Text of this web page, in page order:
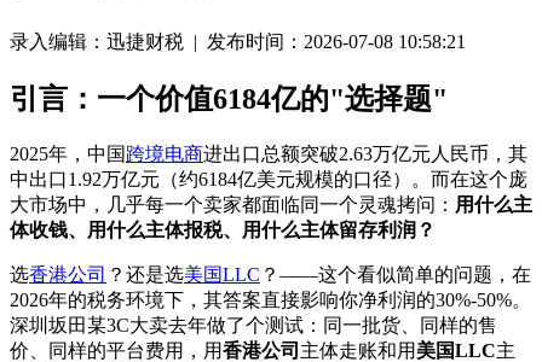
录入编辑：迅捷财税 | 发布时间：2026-07-08 10:58:21
引言：一个价值6184亿的"选择题"
2025年，中国跨境电商进出口总额突破2.63万亿元人民币，其
中出口1.92万亿元（约6184亿美元规模的口径）。而在这个庞
大市场中，几乎每一个卖家都面临同一个灵魂拷问： 用什么主
体收钱、用什么主体报税、用什么主体留存利润？
选香港公司 ？还是选美国LLC ？——这个看似简单的问题，在
2026年的税务环境下，其答案直接影响你净利润的30%-50%。
深圳坂田某3C大卖去年做了个测试：同一批货、同样的售
价、同样的平台费用，用香港公司 主体走账和用 美国LLC主